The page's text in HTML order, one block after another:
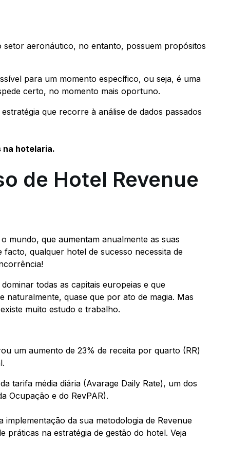
aeronáutico, no entanto, possuem propósitos
para um momento específico, ou seja, é uma
certo, no momento mais oportuno.
que recorre à análise de dados passados
hotelaria.
de Hotel Revenue
mundo, que aumentam anualmente as suas
facto, qualquer hotel de sucesso necessita de
todas as capitais europeias e que
naturalmente, quase que por ato de magia. Mas
muito estudo e trabalho.
um aumento de 23% de receita por quarto (RR)
tarifa média diária (Avarage Daily Rate), um dos
Ocupação e do RevPAR).
da sua metodologia de Revenue
práticas na estratégia de gestão do hotel. Veja